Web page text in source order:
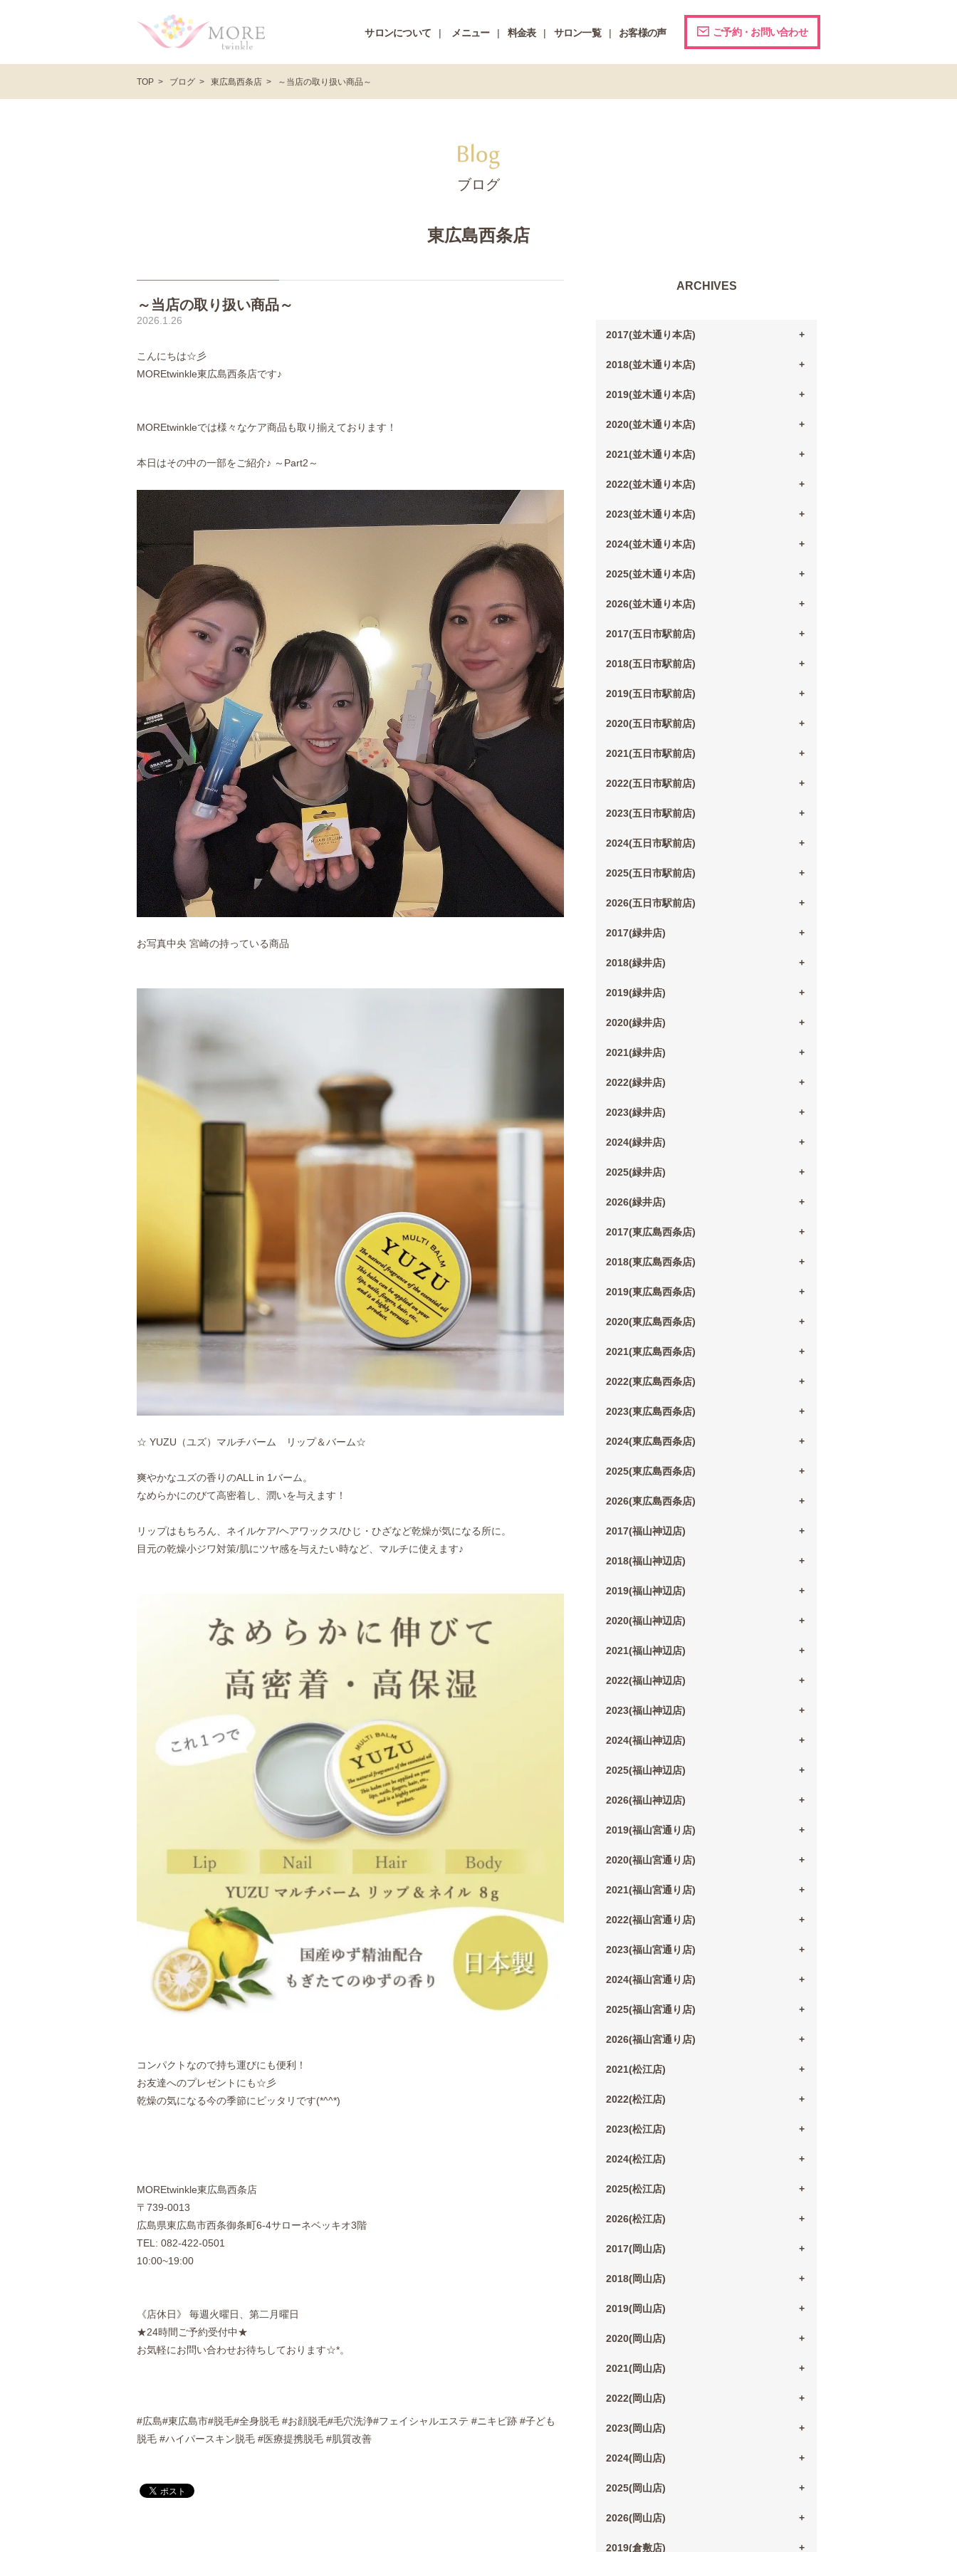
サロンについて メニュー 料金表 サロン一覧 お客様の声 ご予約・お問い合わせ
TOP ブログ 東広島西条店 ～当店の取り扱い商品～
ブログ
東広島西条店
～当店の取り扱い商品～
2026.1.26
こんにちは☆彡
MOREtwinkle東広島西条店です♪
MOREtwinkleでは様々なケア商品も取り揃えております！
本日はその中の一部をご紹介♪ ～Part2～
お写真中央 宮崎の持っている商品
☆ YUZU（ユズ）マルチバーム リップ＆バーム☆
爽やかなユズの香りのALL in 1バーム。
なめらかにのびて高密着し、潤いを与えます！
リップはもちろん、ネイルケア/ヘアワックス/ひじ・ひざなど乾燥が気になる所に。
目元の乾燥小ジワ対策/肌にツヤ感を与えたい時など、マルチに使えます♪
コンパクトなので持ち運びにも便利！
お友達へのプレゼントにも☆彡
乾燥の気になる今の季節にピッタリです(*^^*)
MOREtwinkle東広島西条店
〒739-0013
広島県東広島市西条御条町6-4サローネベッキオ3階
TEL: 082-422-0501
10:00~19:00
《店休日》 毎週火曜日、第二月曜日
★24時間ご予約受付中★
お気軽にお問い合わせお待ちしております☆*。
#広島#東広島市#脱毛#全身脱毛 #お顔脱毛#毛穴洗浄#フェイシャルエステ #ニキビ跡 #子ども
脱毛 #ハイパースキン脱毛 #医療提携脱毛 #肌質改善
ARCHIVES
2017(並木通り本店)
2018(並木通り本店)
2019(並木通り本店)
2020(並木通り本店)
2021(並木通り本店)
2022(並木通り本店)
2023(並木通り本店)
2024(並木通り本店)
2025(並木通り本店)
2026(並木通り本店)
2017(五日市駅前店)
2018(五日市駅前店)
2019(五日市駅前店)
2020(五日市駅前店)
2021(五日市駅前店)
2022(五日市駅前店)
2023(五日市駅前店)
2024(五日市駅前店)
2025(五日市駅前店)
2026(五日市駅前店)
2017(緑井店)
2018(緑井店)
2019(緑井店)
2020(緑井店)
2021(緑井店)
2022(緑井店)
2023(緑井店)
2024(緑井店)
2025(緑井店)
2026(緑井店)
2017(東広島西条店)
2018(東広島西条店)
2019(東広島西条店)
2020(東広島西条店)
2021(東広島西条店)
2022(東広島西条店)
2023(東広島西条店)
2024(東広島西条店)
2025(東広島西条店)
2026(東広島西条店)
2017(福山神辺店)
2018(福山神辺店)
2019(福山神辺店)
2020(福山神辺店)
2021(福山神辺店)
2022(福山神辺店)
2023(福山神辺店)
2024(福山神辺店)
2025(福山神辺店)
2026(福山神辺店)
2019(福山宮通り店)
2020(福山宮通り店)
2021(福山宮通り店)
2022(福山宮通り店)
2023(福山宮通り店)
2024(福山宮通り店)
2025(福山宮通り店)
2026(福山宮通り店)
2021(松江店)
2022(松江店)
2023(松江店)
2024(松江店)
2025(松江店)
2026(松江店)
2017(岡山店)
2018(岡山店)
2019(岡山店)
2020(岡山店)
2021(岡山店)
2022(岡山店)
2023(岡山店)
2024(岡山店)
2025(岡山店)
2026(岡山店)
2019(倉敷店)